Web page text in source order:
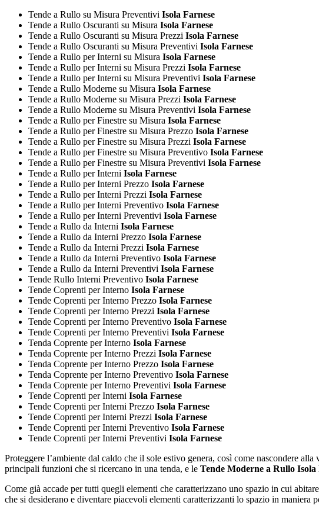
Tende a Rullo su Misura Preventivi Isola Farnese
Tende a Rullo Oscuranti su Misura Isola Farnese
Tende a Rullo Oscuranti su Misura Prezzi Isola Farnese
Tende a Rullo Oscuranti su Misura Preventivi Isola Farnese
Tende a Rullo per Interni su Misura Isola Farnese
Tende a Rullo per Interni su Misura Prezzi Isola Farnese
Tende a Rullo per Interni su Misura Preventivi Isola Farnese
Tende a Rullo Moderne su Misura Isola Farnese
Tende a Rullo Moderne su Misura Prezzi Isola Farnese
Tende a Rullo Moderne su Misura Preventivi Isola Farnese
Tende a Rullo per Finestre su Misura Isola Farnese
Tende a Rullo per Finestre su Misura Prezzo Isola Farnese
Tende a Rullo per Finestre su Misura Prezzi Isola Farnese
Tende a Rullo per Finestre su Misura Preventivo Isola Farnese
Tende a Rullo per Finestre su Misura Preventivi Isola Farnese
Tende a Rullo per Interni Isola Farnese
Tende a Rullo per Interni Prezzo Isola Farnese
Tende a Rullo per Interni Prezzi Isola Farnese
Tende a Rullo per Interni Preventivo Isola Farnese
Tende a Rullo per Interni Preventivi Isola Farnese
Tende a Rullo da Interni Isola Farnese
Tende a Rullo da Interni Prezzo Isola Farnese
Tende a Rullo da Interni Prezzi Isola Farnese
Tende a Rullo da Interni Preventivo Isola Farnese
Tende a Rullo da Interni Preventivi Isola Farnese
Tende Rullo Interni Preventivo Isola Farnese
Tende Coprenti per Interno Isola Farnese
Tende Coprenti per Interno Prezzo Isola Farnese
Tende Coprenti per Interno Prezzi Isola Farnese
Tende Coprenti per Interno Preventivo Isola Farnese
Tende Coprenti per Interno Preventivi Isola Farnese
Tenda Coprente per Interno Isola Farnese
Tenda Coprente per Interno Prezzi Isola Farnese
Tenda Coprente per Interno Prezzo Isola Farnese
Tenda Coprente per Interno Preventivo Isola Farnese
Tenda Coprente per Interno Preventivi Isola Farnese
Tende Coprenti per Interni Isola Farnese
Tende Coprenti per Interni Prezzo Isola Farnese
Tende Coprenti per Interni Prezzi Isola Farnese
Tende Coprenti per Interni Preventivo Isola Farnese
Tende Coprenti per Interni Preventivi Isola Farnese
Proteggere l’ambiente dal caldo che il sole estivo genera, così come nascondere
principali funzioni che si ricercano in una tenda, e le Tende Moderne a Rullo Isola
Come già accade per tutti quegli elementi che caratterizzano uno spazio in cui
che si desiderano e diventare piacevoli elementi caratterizzanti lo spazio in